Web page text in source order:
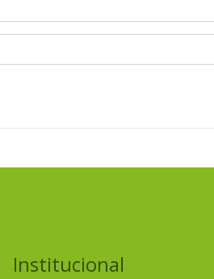
Institucional